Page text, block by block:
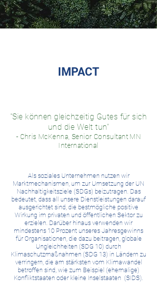
IMPACT
"Sie können gleichzeitig Gutes für sich
und die Welt tun"
- Chris McKenna, Senior Consultant MN
International
Als soziales Unternehmen nutzen wir
Marktmechanismen, um zur Umsetzung der UN
Nachhaltigkeitsziele (SDGs) beizutragen. Das
bedeutet, dass all unsere Dienstleistungen darauf
ausgerichtet sind, die bestmögliche positive
Wirkung im privaten und öffentlichen Sektor zu
erzielen. Darüber hinaus verwenden wir
mindestens 10 Prozent unseres Jahresgewinns
für Organisationen, die dazu beitragen, globale
Ungleichheiten (SDG 10) durch
Klimaschutzmaßnahmen (SDG 13) in Ländern zu
verringern, die am stärksten vom Klimawandel
betroffen sind, wie zum Beispiel (ehemalige)
Konfliktstaaten oder kleine Inselstaaten (SIDS).